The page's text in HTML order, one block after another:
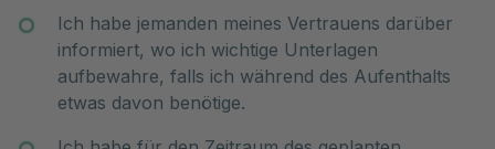
Aufenthalts meine Zeitung abbestellt.
Jemand kümmert sich in meiner Abwesenheit um
mein Zuhause – füttert meine Haustiere, leert den
Ich habe jemanden meines Vertrauens darüber
informiert, wo ich wichtige Unterlagen
aufbewahre, falls ich während des Aufenthalts
etwas davon benötige.